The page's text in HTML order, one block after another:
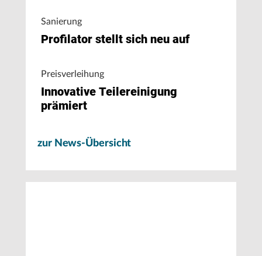
Sanierung
Profilator stellt sich neu auf
Preisverleihung
Innovative Teilereinigung
prämiert
zur News-Übersicht